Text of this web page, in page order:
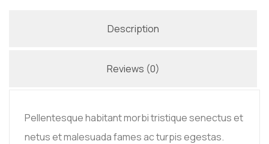
Description
Reviews (0)
Pellentesque habitant morbi tristique senectus et
netus et malesuada fames ac turpis egestas.